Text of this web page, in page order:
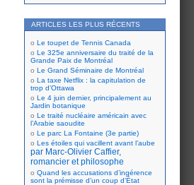
ARTICLES LES PLUS RÉCENTS
Le toupet de Tennis Canada
Le 325e anniversaire du traité de la
Grande Paix de Montréal
Le Grand Séminaire de Montréal
La taxe Netflix : la capitulation de
trop d’Ottawa
Le 4 juin dernier, principalement au
Jardin botanique
Le traité nucléaire américain avec
l’Arabie saoudite
Le parc La Fontaine (3e partie)
Les étoiles qui vacillent avant l’aube
par Marc-Olivier Caffier,
romancier et philosophe
Quand les accusations d’ingérence
sont la prémisse d’un coup d’État